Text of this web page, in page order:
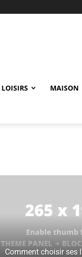
LOISIRS MAISON
Comment choisir ses